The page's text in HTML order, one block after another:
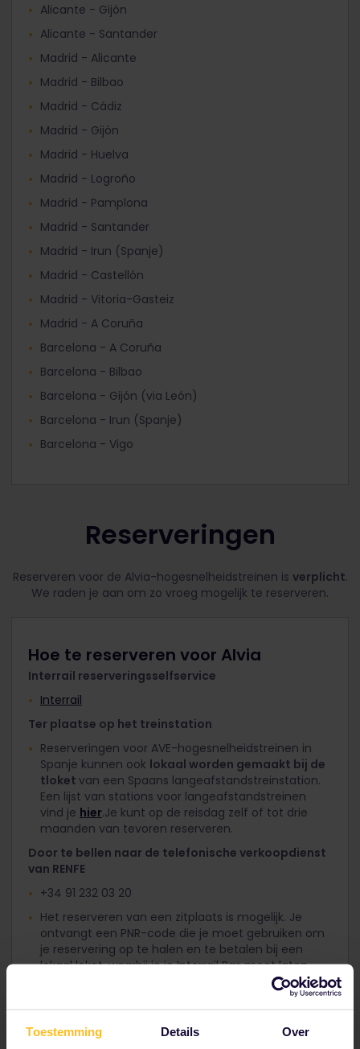
Toestemming Details Over
Alicante - Gijón
Alicante - Santander
Madrid - Alicante
Madrid - Bilbao
Madrid - Cádiz
Madrid - Gijón
Madrid - Huelva
Madrid - Logroño
Madrid - Pamplona
Madrid - Santander
Madrid - Irun (Spanje)
Madrid - Castellón
Madrid - Vitoria-Gasteiz
Madrid - A Coruña
Barcelona - A Coruña
Barcelona - Bilbao
Barcelona - Gijón (via León)
Barcelona - Irun (Spanje)
Barcelona - Vigo
Reserveringen
Reserveren voor de Alvia-hogesnelheidstreinen is verplicht.
We raden je aan om zo vroeg mogelijk te reserveren.
Hoe te reserveren voor Alvia
Interrail reserveringsselfservice
Interrail
Ter plaatse op het treinstation
Reserveringen voor AVE-hogesnelheidstreinen in
Spanje kunnen ook lokaal worden gemaakt bij de
tloket van een Spaans langeafstandstreinstation.
Een lijst van stations voor langeafstandstreinen
vind je hier.Je kunt op de reisdag zelf of tot drie
maanden van tevoren reserveren.
Door te bellen naar de telefonische verkoopdienst
van RENFE
+34 91 232 03 20
Het reserveren van een zitplaats is mogelijk. Je
ontvangt een PNR-code die je moet gebruiken om
je reservering op te halen en te betalen bij een
lokaal loket, waarbij je je Interrail Pas moet laten
zien. Na de boeking moet je je reservering binnen
72 uur ophalen. De reservering kan tot 24 uur voor
vervalt de pre-reservering.